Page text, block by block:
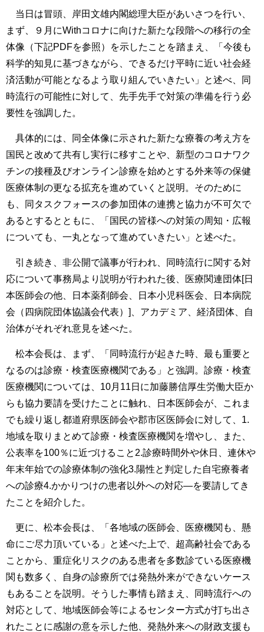
当日は冒頭、岸田文雄内閣総理大臣があいさつを行い、
まず、９月にWithコロナに向けた新たな段階への移行の全
体像（下記PDFを参照）を示したことを踏まえ、「今後も
科学的知見に基づきながら、できるだけ平時に近い社会経
済活動が可能となるよう取り組んでいきたい」と述べ、同
時流行の可能性に対して、先手先手で対策の準備を行う必
要性を強調した。
具体的には、同全体像に示された新たな療養の考え方を
国民と改めて共有し実行に移すことや、新型のコロナワク
チンの接種及びオンライン診療を始めとする外来等の保健
医療体制の更なる拡充を進めていくと説明。そのために
も、同タスクフォースの参加団体の連携と協力が不可欠で
あるとするとともに、「国民の皆様への対策の周知・広報
についても、一丸となって進めていきたい」と述べた。
引き続き、非公開で議事が行われ、同時流行に関する対
応について事務局より説明が行われた後、医療関連団体[日
本医師会の他、日本薬剤師会、日本小児科医会、日本病院
会（四病院団体協議会代表）]、アカデミア、経済団体、自
治体がそれぞれ意見を述べた。
松本会長は、まず、「同時流行が起きた時、最も重要と
なるのは診療・検査医療機関である」と強調。診療・検査
医療機関については、10月11日に加藤勝信厚生労働大臣か
らも協力要請を受けたことに触れ、日本医師会が、これま
でも繰り返し都道府県医師会や郡市区医師会に対して、1.
地域を取りまとめて診療・検査医療機関を増やし、また、
公表率を100％に近づけること2.診療時間外や休日、連休や
年末年始での診療体制の強化3.陽性と判定した自宅療養者
への診療4.かかりつけの患者以外への対応―を要請してき
たことを紹介した。
更に、松本会長は、「各地域の医師会、医療機関も、懸
命にご尽力頂いている」と述べた上で、超高齢社会である
ことから、重症化リスクのある患者を多数診ている医療機
関も数多く、自身の診療所では発熱外来ができないケース
もあることを説明。そうした事情も踏まえ、同時流行への
対応として、地域医師会等によるセンター方式が打ち出さ
れたことに感謝の意を示した他、発熱外来への財政支援も